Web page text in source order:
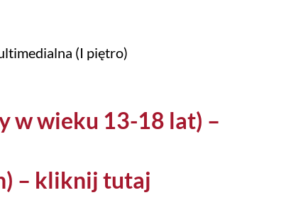
(I piętro)
w wieku 13-18 lat) –
– kliknij tutaj